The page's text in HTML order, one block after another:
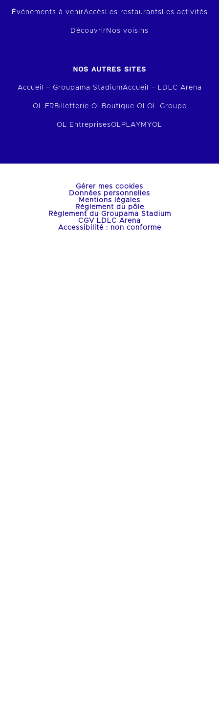
Événements à venirAccès Les restaurants Les activités
Découvrir Nos voisins
NOS AUTRES SITES
Accueil – Groupama StadiumAccueil – LDLC Arena
OL.FR Billetterie OL Boutique OL OL Groupe
OL EntreprisesOLPLAY MYOL
Gérer mes cookies
Données personnelles
Mentions légales
Règlement du pôle
Règlement du Groupama Stadium
CGV LDLC Arena
Accessibilité : non conforme